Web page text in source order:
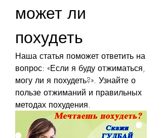
может ли
похудеть
Наша статья поможет ответить на
вопрос: «Если я буду отжиматься,
могу ли я похудеть?». Узнайте о
пользе отжиманий и правильных
методах похудения.